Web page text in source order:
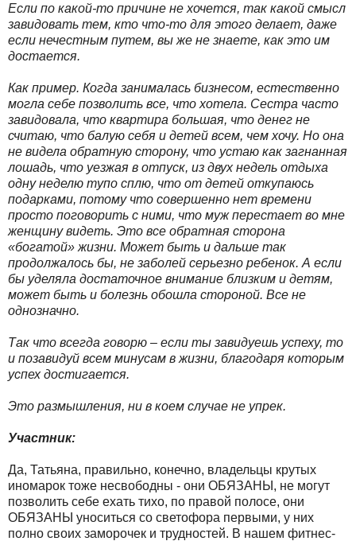
Если по какой-то причине не хочется, так какой смысл
завидовать тем, кто что-то для этого делает, даже
если нечестным путем, вы же не знаете, как это им
достается.
Как пример. Когда занималась бизнесом, естественно
могла себе позволить все, что хотела. Сестра часто
завидовала, что квартира большая, что денег не
считаю, что балую себя и детей всем, чем хочу. Но она
не видела обратную сторону, что устаю как загнанная
лошадь, что уезжая в отпуск, из двух недель отдыха
одну неделю тупо сплю, что от детей откупаюсь
подарками, потому что совершенно нет времени
просто поговорить с ними, что муж перестает во мне
женщину видеть. Это все обратная сторона
«богатой» жизни. Может быть и дальше так
продолжалось бы, не заболей серьезно ребенок. А если
бы уделяла достаточное внимание близким и детям,
может быть и болезнь обошла стороной. Все не
однозначно.
Так что всегда говорю – если ты завидуешь успеху, то
и позавидуй всем минусам в жизни, благодаря которым
успех достигается.
Это размышления, ни в коем случае не упрек.
Участник:
Да, Татьяна, правильно, конечно, владельцы крутых
иномарок тоже несвободны - они ОБЯЗАНЫ, не могут
позволить себе ехать тихо, по правой полосе, они
ОБЯЗАНЫ уноситься со светофора первыми, у них
полно своих заморочек и трудностей. В нашем фитнес-